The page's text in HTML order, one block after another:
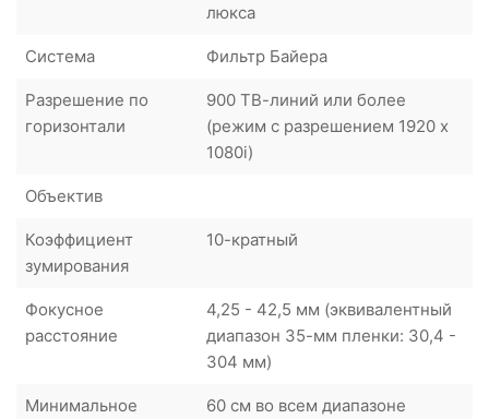
люкса
Система Фильтр Байера
Разрешение по
горизонтали
900 ТВ-линий или более
(режим с разрешением 1920 x
1080i)
Объектив
Коэффициент
зумирования
10-кратный
Фокусное
расстояние
4,25 - 42,5 мм (эквивалентный
диапазон 35-мм пленки: 30,4 -
304 мм)
Минимальное
60 см во всем диапазоне